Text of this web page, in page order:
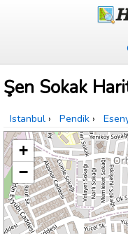
Şen Sokak
Istanbul › Pendik ›
+
−